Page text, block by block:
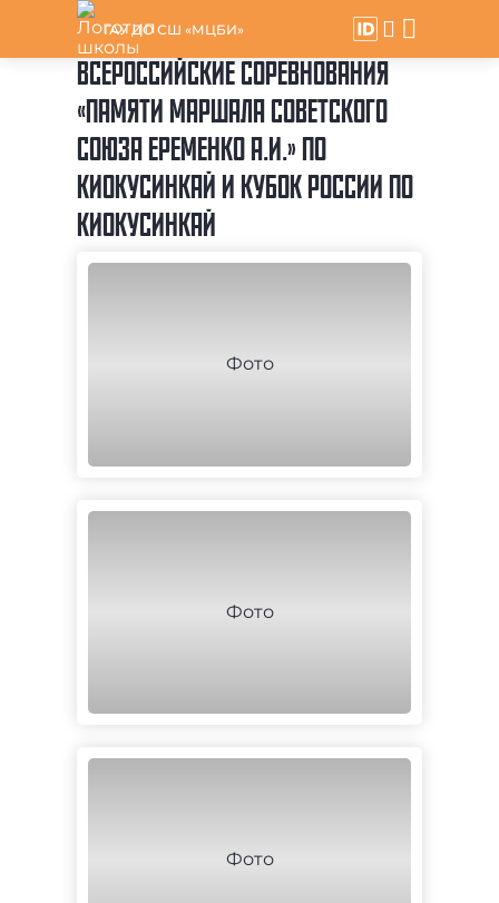
ГАУ ДО СШ «МЦБИ»
ВСЕРОССИЙСКИЕ СОРЕВНОВАНИЯ
«ПАМЯТИ МАРШАЛА СОВЕТСКОГО
СОЮЗА ЕРЕМЕНКО А.И.» ПО
КИОКУСИНКАЙ И КУБОК РОССИИ ПО
КИОКУСИНКАЙ